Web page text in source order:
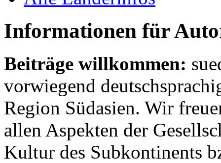
Informationen für
Beiträge willkommen:
vorwiegend
Region Südasien. Wir
allen Aspekten der
Kultur des Subkontinents